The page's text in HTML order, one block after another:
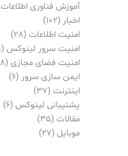
آموزش فناوری اطلاعات
اخبار (102)
امنیت اطلاعات (28)
امنیت سرور لینوکس (1)
امنیت فضای مجازی (18)
ایمن سازی سرور (6)
اینترنت (37)
پشتیبانی لینوکس (6)
مقالات (35)
موبایل (27)